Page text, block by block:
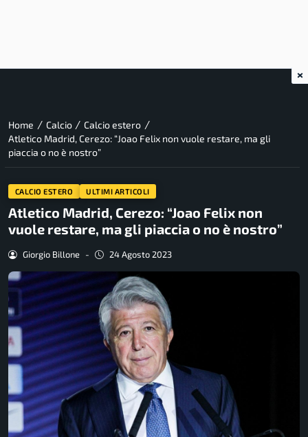
Home / Calcio / Calcio estero /
Atletico Madrid, Cerezo: “Joao Felix non vuole restare, ma gli
piaccia o no è nostro”
CALCIO ESTERO ULTIMI ARTICOLI
Atletico Madrid, Cerezo: “Joao Felix non
vuole restare, ma gli piaccia o no è nostro”
Giorgio Billone - 24 Agosto 2023
×